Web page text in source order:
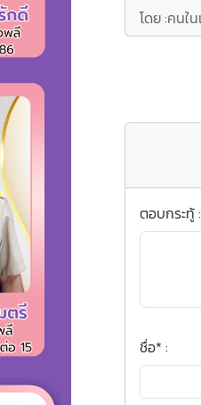
โดย :คนใ
ตอบกระทู้ :
ชื่อ* :